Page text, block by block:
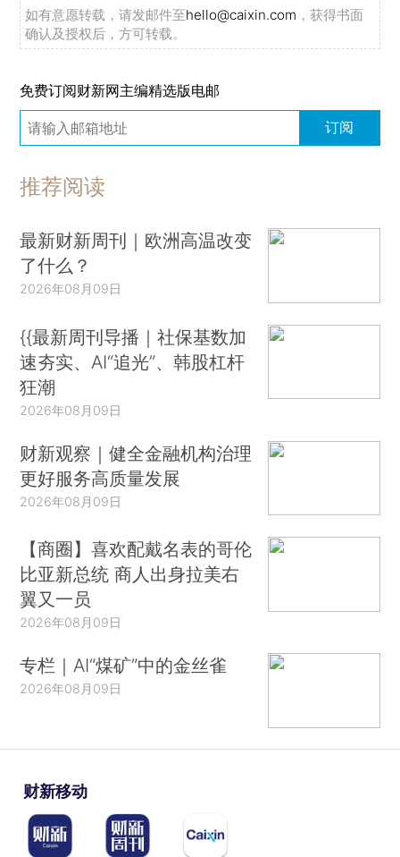
如有意愿转载，请发邮件至hello@caixin.com ，获得书面
确认及授权后，方可转载。
免费订阅财新网主编精选版电邮
订阅
推荐阅读
最新财新周刊｜欧洲高温改变
了什么？
2026年08月09日
{{最新周刊导播｜社保基数加
速夯实、AI“追光”、韩股杠杆
狂潮
2026年08月09日
财新观察｜健全金融机构治理
更好服务高质量发展
2026年08月09日
【商圈】喜欢配戴名表的哥伦
比亚新总统 商人出身拉美右
翼又一员
2026年08月09日
专栏｜AI“煤矿”中的金丝雀
2026年08月09日
财新移动